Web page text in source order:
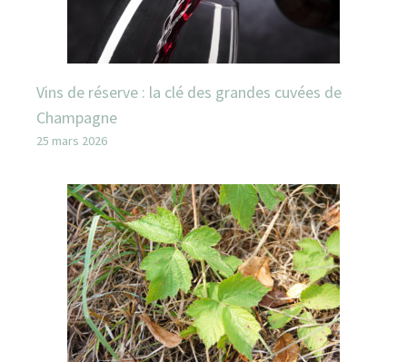
Vins de réserve : la clé des grandes cuvées de
Champagne
25 mars 2026